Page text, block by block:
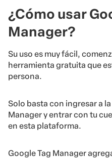
¿Cómo usar
Manager?
Su uso es muy fácil,
herramienta gratuita que
persona.
Solo basta con ingresar a
Manager y entrar con tu
en esta plataforma.
Google Tag Manager